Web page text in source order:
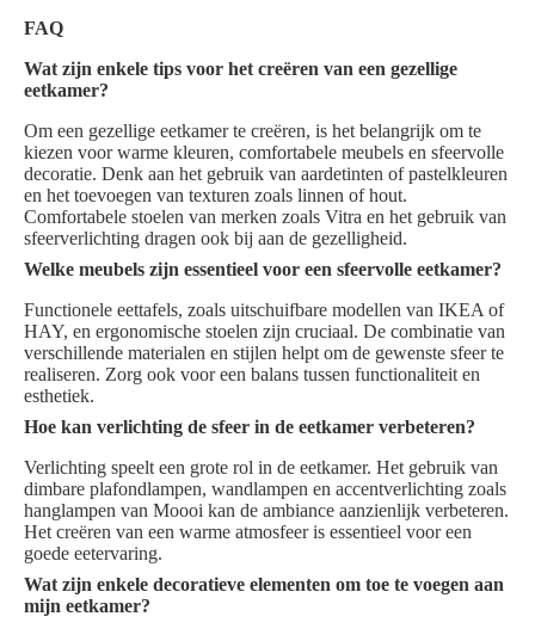
FAQ
Wat zijn enkele tips voor het creëren van een gezellige
eetkamer?
Om een gezellige eetkamer te creëren, is het belangrijk om te
kiezen voor warme kleuren, comfortabele meubels en sfeervolle
decoratie. Denk aan het gebruik van aardetinten of pastelkleuren
en het toevoegen van texturen zoals linnen of hout.
Comfortabele stoelen van merken zoals Vitra en het gebruik van
sfeerverlichting dragen ook bij aan de gezelligheid.
Welke meubels zijn essentieel voor een sfeervolle eetkamer?
Functionele eettafels, zoals uitschuifbare modellen van IKEA of
HAY, en ergonomische stoelen zijn cruciaal. De combinatie van
verschillende materialen en stijlen helpt om de gewenste sfeer te
realiseren. Zorg ook voor een balans tussen functionaliteit en
esthetiek.
Hoe kan verlichting de sfeer in de eetkamer verbeteren?
Verlichting speelt een grote rol in de eetkamer. Het gebruik van
dimbare plafondlampen, wandlampen en accentverlichting zoals
hanglampen van Moooi kan de ambiance aanzienlijk verbeteren.
Het creëren van een warme atmosfeer is essentieel voor een
goede eetervaring.
Wat zijn enkele decoratieve elementen om toe te voegen aan
mijn eetkamer?